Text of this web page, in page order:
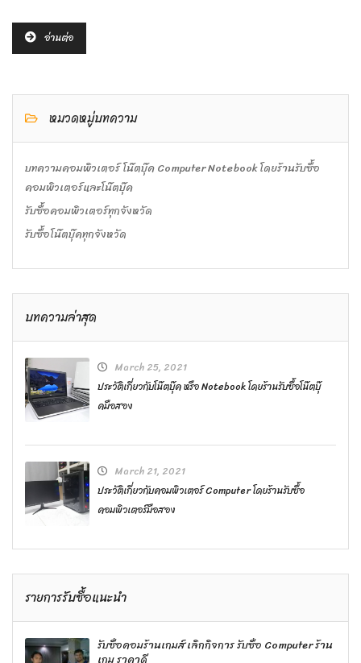
อ่านต่อ
หมวดหมู่บทความ
บทความคอมพิวเตอร์ โน๊ตบุ๊ค Computer Notebook โดยร้านรับซื้อ
คอมพิวเตอร์และโน๊ตบุ๊ค
รับซื้อคอมพิวเตอร์ทุกจังหวัด
รับซื้อโน๊ตบุ๊คทุกจังหวัด
บทความล่าสุด
March 25, 2021
ประวัติเกี่ยวกับโน๊ตบุ๊ค หรือ Notebook โดยร้านรับซื้อโน๊ตบุ๊
คมือสอง
March 21, 2021
ประวัติเกี่ยวกับคอมพิวเตอร์ Computer โดยร้านรับซื้อ
คอมพิวเตอร์มือสอง
รายการรับซื้อแนะนำ
รับซื้อคอมร้านเกมส์ เลิกกิจการ รับซื้อ Computer ร้าน